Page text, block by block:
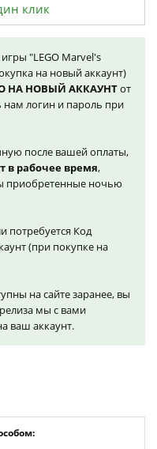
клик
"LEGO Marvel's
на новый аккаунт)
НА НОВЫЙ АККАУНТот
нам логин и пароль при
после вашей оплаты,
в рабочее время,
приобретенные ночью
потребуется Код
(при покупке на
на сайте заранее, вы
мы с вами
ваш аккаунт.